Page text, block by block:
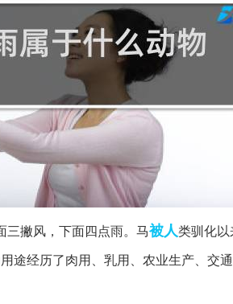
三撇风，下面四点雨。马被人类驯化
途经历了肉用、乳用、农业生产、交